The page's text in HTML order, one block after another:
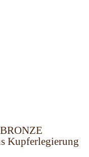
Kupferlegierung